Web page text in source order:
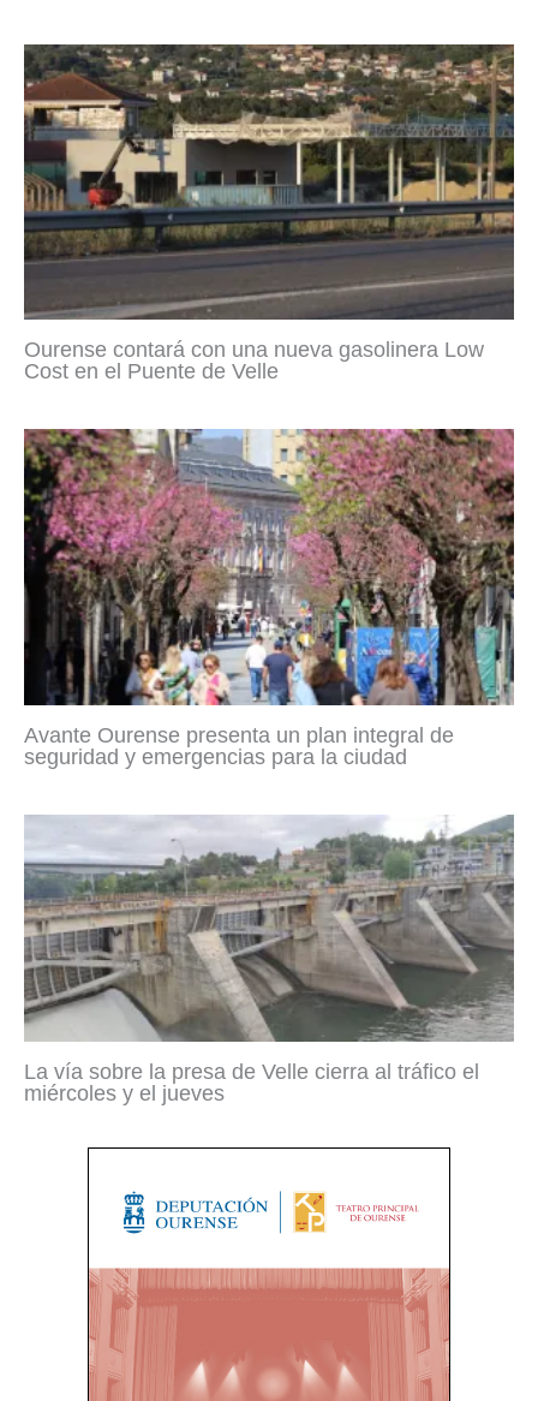
Ourense contará con una nueva gasolinera Low
Cost en el Puente de Velle
Avante Ourense presenta un plan integral de
seguridad y emergencias para la ciudad
La vía sobre la presa de Velle cierra al tráfico el
miércoles y el jueves